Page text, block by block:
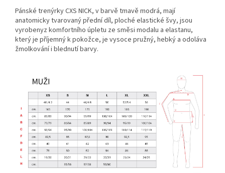
Pánské trenýrky CXS NICK, v barvě tmavě modrá, mají
anatomicky tvarovaný přední díl, ploché elastické švy, jsou
vyrobenyz komfortního úpletu ze směsi modalu a elastanu,
který je příjemný k pokožce, je vysoce pružný, hebký a odoláva
žmolkování i blednutí barvy.